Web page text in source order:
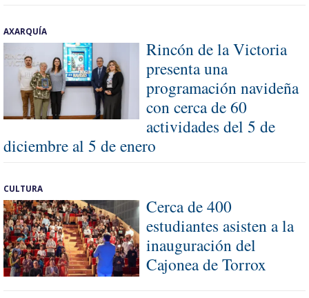
AXARQUÍA
Rincón de la Victoria
presenta una
programación navideña
con cerca de 60
actividades del 5 de
diciembre al 5 de enero
CULTURA
Cerca de 400
estudiantes asisten a la
inauguración del
Cajonea de Torrox